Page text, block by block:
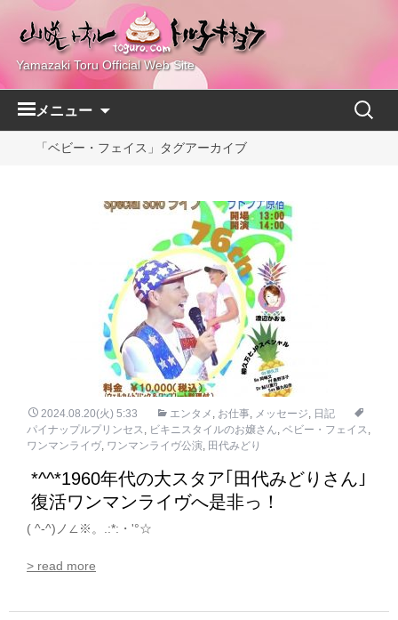
Yamazaki Toru Official Web Site
メニュー
テ
へ
プ
検
「ベビー・フェイス」タグアーカイブ
2024.08.20(火) 5:33 エンタメ , お仕事, メッセージ, 日記
パイナップルプリンセス, ビキニスタイルのお嬢さん, ベビー・フェイス,
ワンマンライヴ, ワンマンライヴ公演, 田代みどり
*^^*1960年代の大スタア｢田代みどりさん｣
復活ワンマンライヴへ是非っ！
( ^-^)ノ∠※。.:*:・'°☆
> read more